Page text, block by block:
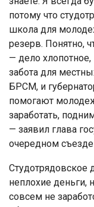
потому что
школа для
резерв. Понятно,
— дело
забота для
БРСМ, и
помогают
заработать,
— заявил глава
очередном
Студотрядовское
неплохие деньги,
совсем не